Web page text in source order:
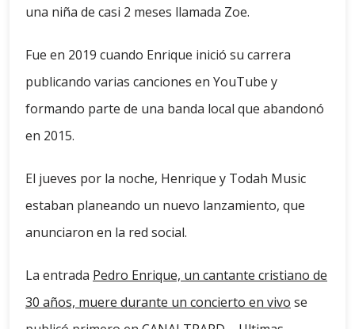
una niña de casi 2 meses llamada Zoe.
Fue en 2019 cuando Enrique inició su carrera
publicando varias canciones en YouTube y
formando parte de una banda local que abandonó
en 2015.
El jueves por la noche, Henrique y Todah Music
estaban planeando un nuevo lanzamiento, que
anunciaron en la red social.
La entrada Pedro Enrique, un cantante cristiano de
30 años, muere durante un concierto en vivo se